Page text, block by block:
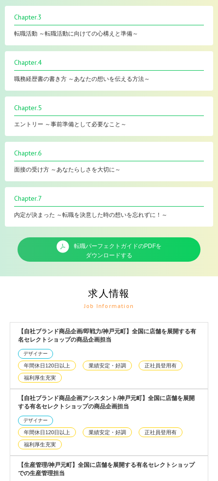
Chapter.3
転職活動 ～転職活動に向けての心構えと準備～
Chapter.4
職務経歴書の書き方 ～あなたの想いを伝える方法～
Chapter.5
エントリー ～事前準備として必要なこと～
Chapter.6
面接の受け方 ～あなたらしさを大切に～
Chapter.7
内定が決まった ～転職を決意した時の想いを忘れずに！～
転職パーフェクトガイドのPDFを
ダウンロードする
求人情報
Job Information
【自社ブランド商品企画/即戦力/神戸元町】全国に店舗を展開する有
名セレクトショップの商品企画担当
デザイナー
年間休日120日以上 業績安定・好調 正社員登用有
福利厚生充実
【自社ブランド商品企画アシスタント/神戸元町】全国に店舗を展開
する有名セレクトショップの商品企画担当
デザイナー
年間休日120日以上 業績安定・好調 正社員登用有
福利厚生充実
【生産管理/神戸元町】全国に店舗を展開する有名セレクトショップ
での生産管理担当